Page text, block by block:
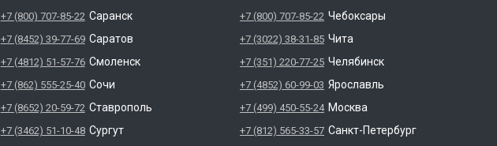
+7 (800) 707-85-22 Саранск
+7 (8452) 39-77-69 Саратов
+7 (4812) 51-57-76 Смоленск
+7 (862) 555-25-40 Сочи
+7 (8652) 20-59-72 Ставрополь
+7 (3462) 51-10-48 Сургут
+7 (800) 707-85-22 Чебоксары
+7 (3022) 38-31-85 Чита
+7 (351) 220-77-25 Челябинск
+7 (4852) 60-99-03 Ярославль
+7 (499) 450-55-24 Москва
+7 (812) 565-33-57 Санкт-Петербург